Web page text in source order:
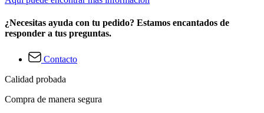
¿Necesitas ayuda con tu pedido? Estamos encantados de
responder a tus preguntas.
Contacto
Calidad probada
Compra de manera segura